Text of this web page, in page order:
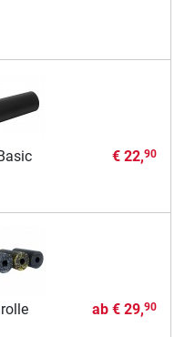
€ 22,90
ab € 29,90